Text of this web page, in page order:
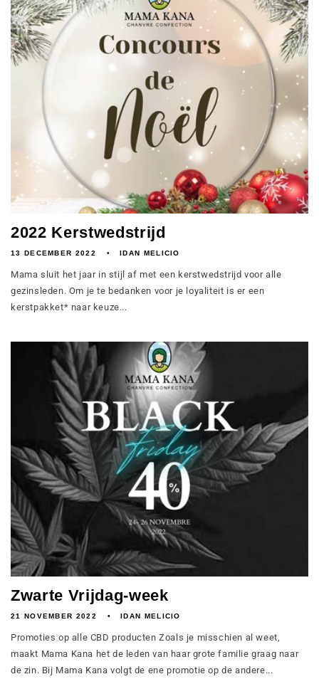
2022 Kerstwedstrijd
13 DECEMBER 2022 IDAN MELICIO
Mama sluit het jaar in stijl af met een kerstwedstrijd voor alle
gezinsleden. Om je te bedanken voor je loyaliteit is er een
kerstpakket* naar keuze...
Zwarte Vrijdag-week
21 NOVEMBER 2022 IDAN MELICIO
Promoties op alle CBD producten Zoals je misschien al weet,
maakt Mama Kana het de leden van haar grote familie graag naar
de zin. Bij Mama Kana volgt de ene promotie op de andere...